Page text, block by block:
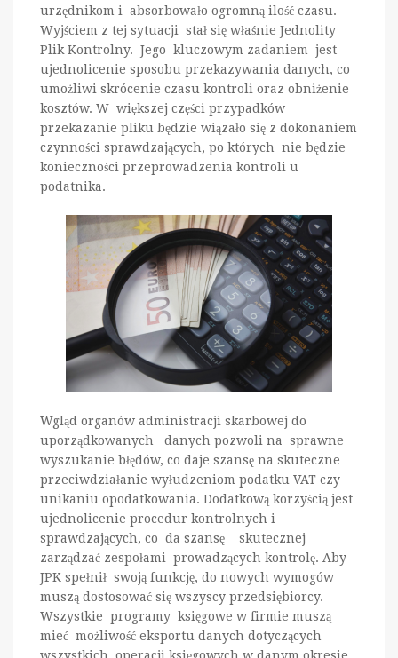
urzędnikom i absorbowało ogromną ilość czasu.
Wyjściem z tej sytuacji stał się właśnie Jednolity
Plik Kontrolny. Jego kluczowym zadaniem jest
ujednolicenie sposobu przekazywania danych, co
umożliwi skrócenie czasu kontroli oraz obniżenie
kosztów. W większej części przypadków
przekazanie pliku będzie wiązało się z dokonaniem
czynności sprawdzających, po których nie będzie
konieczności przeprowadzenia kontroli u
podatnika.
Wgląd organów administracji skarbowej do
uporządkowanych danych pozwoli na sprawne
wyszukanie błędów, co daje szansę na skuteczne
przeciwdziałanie wyłudzeniom podatku VAT czy
unikaniu opodatkowania. Dodatkową korzyścią jest
ujednolicenie procedur kontrolnych i
sprawdzających, co da szansę skutecznej
zarządzać zespołami prowadzących kontrolę. Aby
JPK spełnił swoją funkcję, do nowych wymogów
muszą dostosować się wszyscy przedsiębiorcy.
Wszystkie programy księgowe w firmie muszą
mieć możliwość eksportu danych dotyczących